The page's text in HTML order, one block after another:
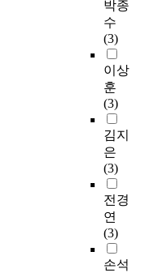
박종
수
(3)
이상
훈
(3)
김지
은
(3)
전경
연
(3)
손석